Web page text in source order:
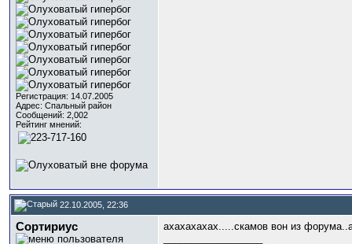
Регистрация: 14.07.2005
Адрес: Спальный район
Сообщений: 2,002
Рейтинг мнений:
22.10.2005, 22:36
Сортириус
ахахахахах.....скамов вон из